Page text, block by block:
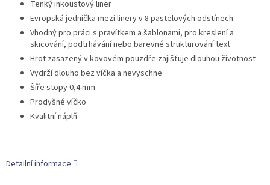
Tenký inkoustový liner
Evropská jednička mezi linery v 8 pastelových odstínech
Vhodný pro práci s pravítkem a šablonami, pro kreslení a
skicování, podtrhávání nebo barevné strukturování text
Hrot zasazený v kovovém pouzdře zajišťuje dlouhou životnost
Vydrží dlouho bez víčka a nevyschne
Šíře stopy 0,4 mm
Prodyšné víčko
Kvalitní náplň
Detailní informace